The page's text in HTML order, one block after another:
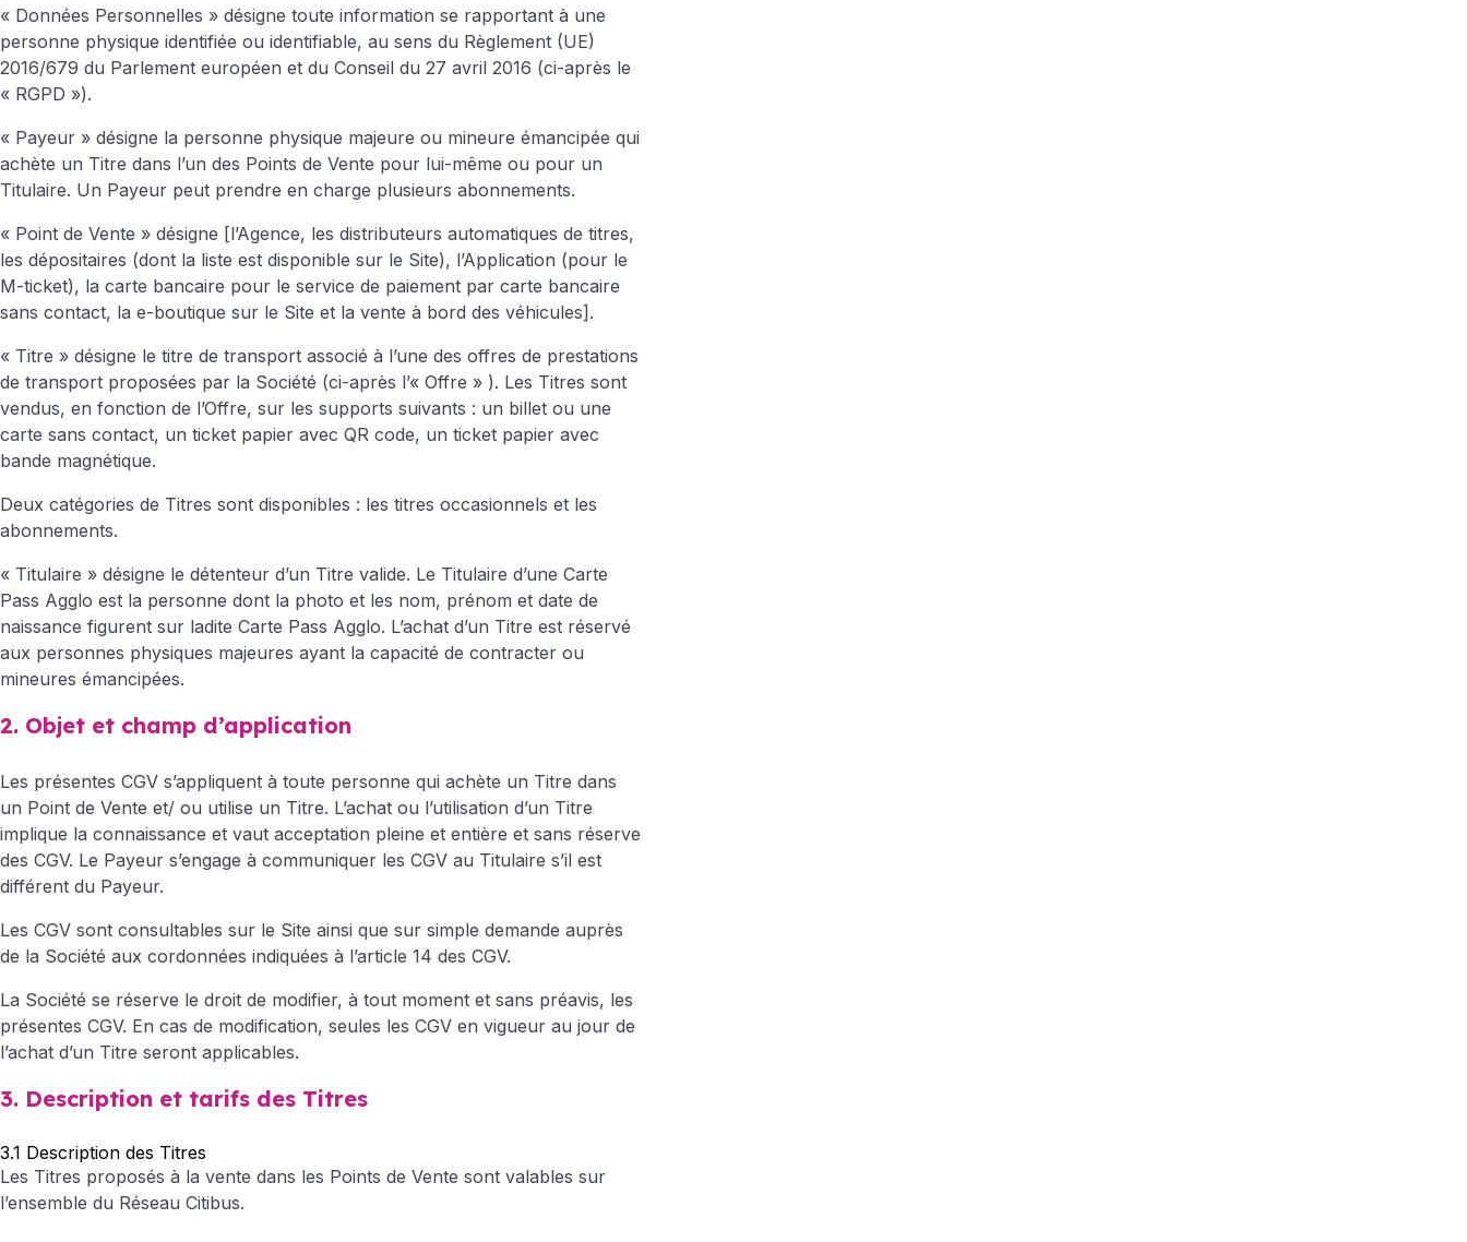
« Données Personnelles » désigne toute information se rapportant à une
personne physique identifiée ou identifiable, au sens du Règlement (UE)
2016/679 du Parlement européen et du Conseil du 27 avril 2016 (ci-après le
« RGPD »).
« Payeur » désigne la personne physique majeure ou mineure émancipée qui
achète un Titre dans l’un des Points de Vente pour lui-même ou pour un
Titulaire. Un Payeur peut prendre en charge plusieurs abonnements.
« Point de Vente » désigne [l’Agence, les distributeurs automatiques de titres,
les dépositaires (dont la liste est disponible sur le Site), l’Application (pour le
M-ticket), la carte bancaire pour le service de paiement par carte bancaire
sans contact, la e-boutique sur le Site et la vente à bord des véhicules].
« Titre » désigne le titre de transport associé à l’une des offres de prestations
de transport proposées par la Société (ci-après l’« Offre » ). Les Titres sont
vendus, en fonction de l’Offre, sur les supports suivants : un billet ou une
carte sans contact, un ticket papier avec QR code, un ticket papier avec
bande magnétique.
Deux catégories de Titres sont disponibles : les titres occasionnels et les
abonnements.
« Titulaire » désigne le détenteur d’un Titre valide. Le Titulaire d’une Carte
Pass Agglo est la personne dont la photo et les nom, prénom et date de
naissance figurent sur ladite Carte Pass Agglo. L’achat d’un Titre est réservé
aux personnes physiques majeures ayant la capacité de contracter ou
mineures émancipées.
2. Objet et champ d’application
Les présentes CGV s’appliquent à toute personne qui achète un Titre dans
un Point de Vente et/ ou utilise un Titre. L’achat ou l’utilisation d’un Titre
implique la connaissance et vaut acceptation pleine et entière et sans réserve
des CGV. Le Payeur s’engage à communiquer les CGV au Titulaire s’il est
différent du Payeur.
Les CGV sont consultables sur le Site ainsi que sur simple demande auprès
de la Société aux cordonnées indiquées à l’article 14 des CGV.
La Société se réserve le droit de modifier, à tout moment et sans préavis, les
présentes CGV. En cas de modification, seules les CGV en vigueur au jour de
l’achat d’un Titre seront applicables.
3. Description et tarifs des Titres
3.1 Description des Titres
Les Titres proposés à la vente dans les Points de Vente sont valables sur
l’ensemble du Réseau Citibus.